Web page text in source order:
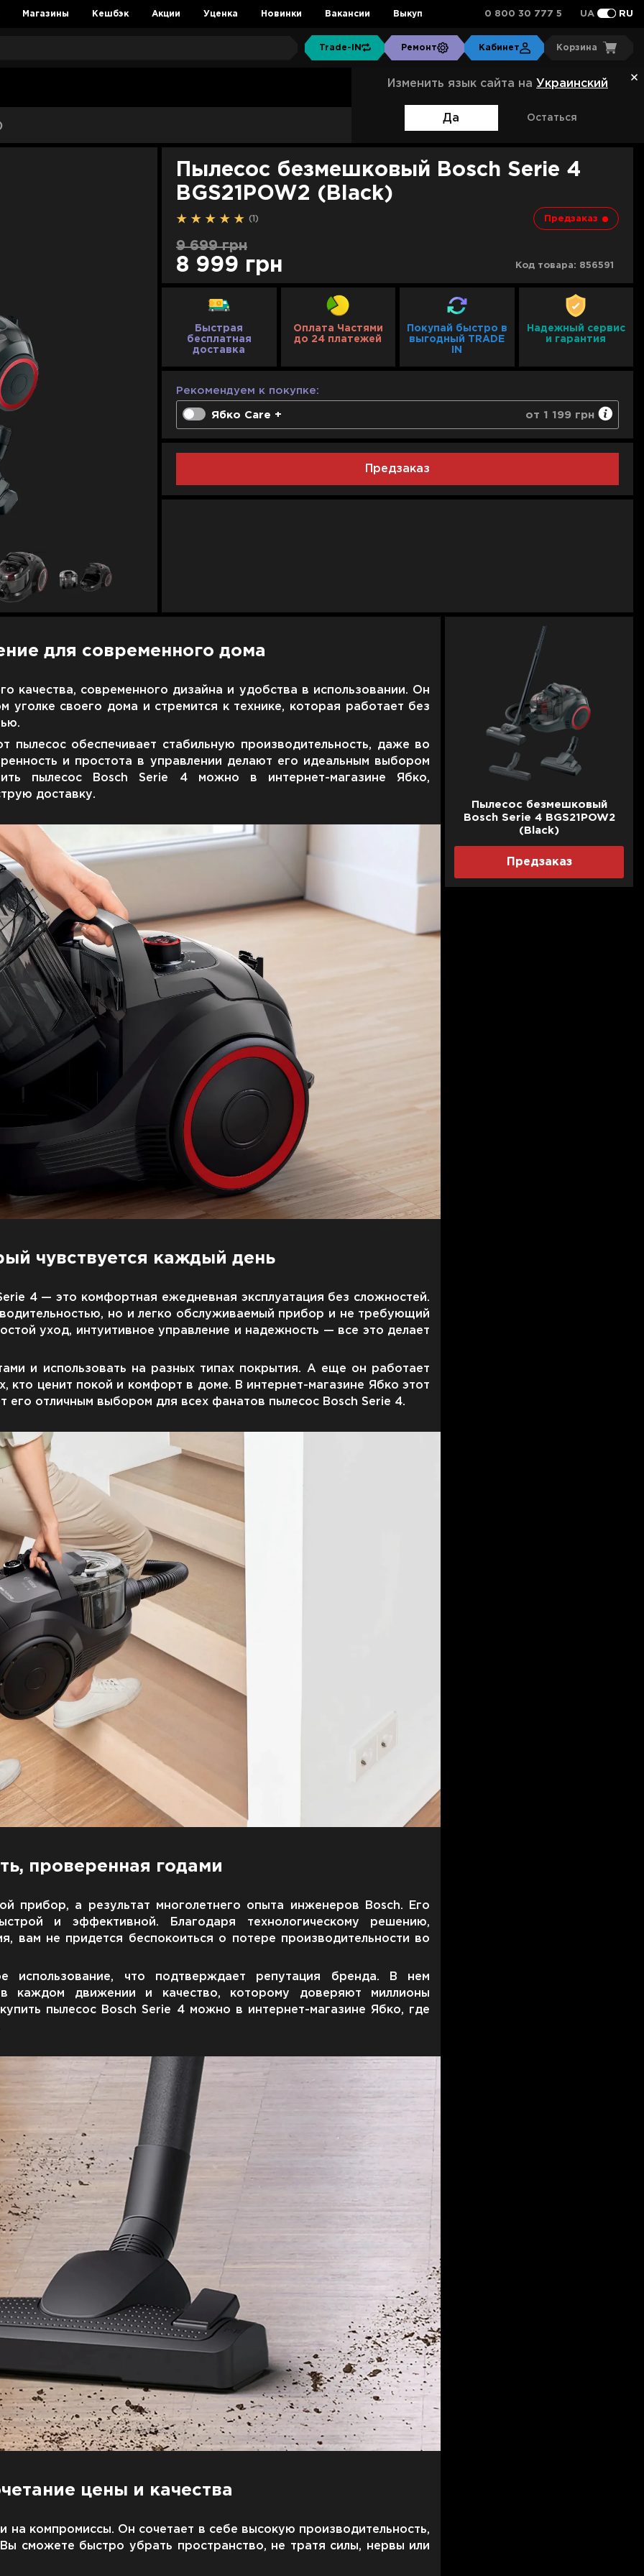
Магазины Кешбэк Акции Уценка Новинки Вакансии Выкуп 0 800 30 777 5 UA RU
Trade-IN Ремонт Кабинет Корзина
Изменить язык сайта на Украинский
Да Остаться
Пылесос безмешковый Bosch Serie 4
BGS21POW2 (Black)
(1) Предзаказ
9 699 грн
8 999 грн Код товара: 856591
Быстрая
бесплатная
доставка
Оплата Частями
до 24 платежей
Покупай быстро в
выгодный TRADE
IN
Надежный сервис
и гарантия
Рекомендуем к покупке:
Ябко Care + от 1 199 грн
Одноразовое решение любого негарантийного случая
1 год
1 199 грн
Предзаказ
для современного дома
качества, современного дизайна и удобства в использовании. Он
уголке своего дома и стремится к технике, которая работает без
пылесос обеспечивает стабильную производительность, даже во
и простота в управлении делают его идеальным выбором
пылесос Bosch Serie 4 можно в интернет-магазине Ябко,
доставку.
чувствуется каждый день
4 — это комфортная ежедневная эксплуатация без сложностей.
но и легко обслуживаемый прибор и не требующий
уход, интуитивное управление и надежность — все это делает
и использовать на разных типах покрытия. А еще он работает
кто ценит покой и комфорт в доме. В интернет-магазине Ябко этот
его отличным выбором для всех фанатов пылесос Bosch Serie 4.
проверенная годами
прибор, а результат многолетнего опыта инженеров Bosch. Его
и эффективной. Благодаря технологическому решению,
вам не придется беспокоиться о потере производительности во
использование, что подтверждает репутация бренда. В нем
каждом движении и качество, которому доверяют миллионы
пылесос Bosch Serie 4 можно в интернет-магазине Ябко, где
цены и качества
на компромиссы. Он сочетает в себе высокую производительность,
сможете быстро убрать пространство, не тратя силы, нервы или
Пылесос безмешковый
Bosch Serie 4 BGS21POW2
(Black)
Предзаказ